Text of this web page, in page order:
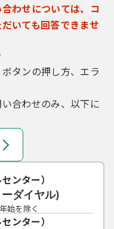
わせについては、コ
いても回答できませ
タンの押し方、エラ
合わせのみ、以下に
ンター）
ダイヤル)
始を除く
ンター）